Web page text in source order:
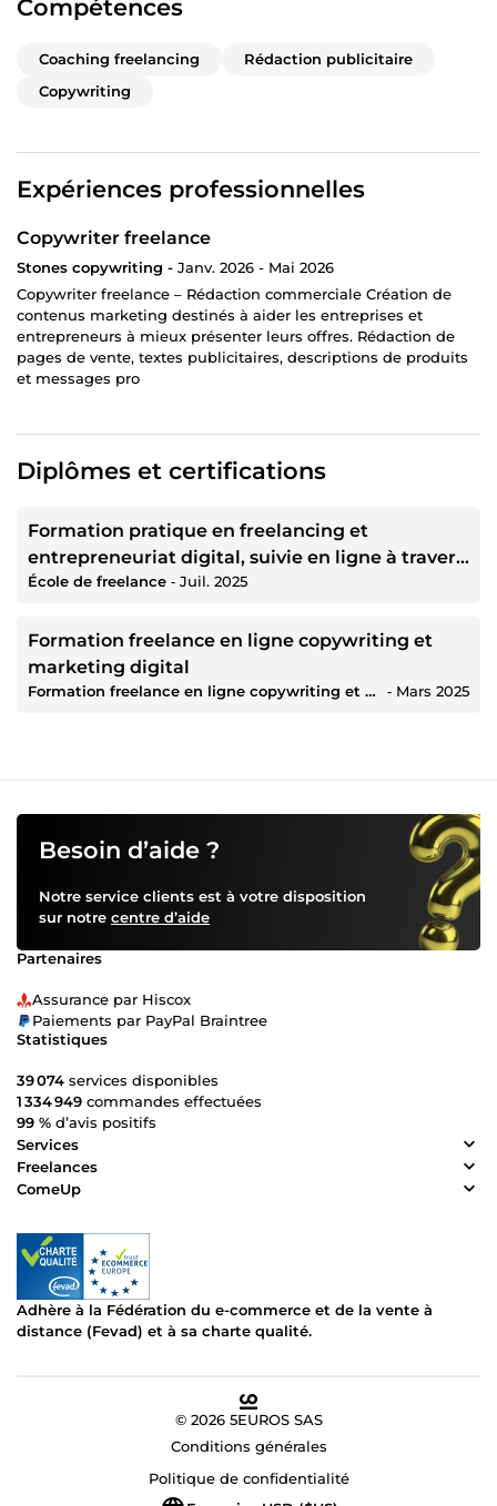
Compétences
Coaching freelancing
Rédaction publicitaire
Copywriting
Expériences professionnelles
Copywriter freelance
Stones copywriting - Janv. 2026 - Mai 2026
Copywriter freelance – Rédaction commerciale Création de
contenus marketing destinés à aider les entreprises et
entrepreneurs à mieux présenter leurs offres. Rédaction de
pages de vente, textes publicitaires, descriptions de produits
et messages pro
Diplômes et certifications
Formation pratique en freelancing et
entrepreneuriat digital, suivie en ligne à travers
des cours en direct, des exercices pratiques et
de développer des compétences en recherche
de clients, gestion de projets, communication
professionnelle, marketing digital, création
École de freelance ‐ Juil. 2025
Formation freelance en ligne copywriting et
marketing digital
Formation freelance en ligne copywriting et marketing digital ‐ Mars 2025
Besoin d’aide ?
Notre service clients est à votre disposition
sur notre centre d’aide
Partenaires
Assurance par Hiscox
Paiements par PayPal Braintree
Statistiques
39 074 services disponibles
1 334 949 commandes effectuées
99 % d’avis positifs
Services
Freelances
ComeUp
Adhère à la Fédération du e-commerce et de la vente à
distance (Fevad) et à sa charte qualité.
© 2026 5EUROS SAS
Conditions générales
Politique de confidentialité